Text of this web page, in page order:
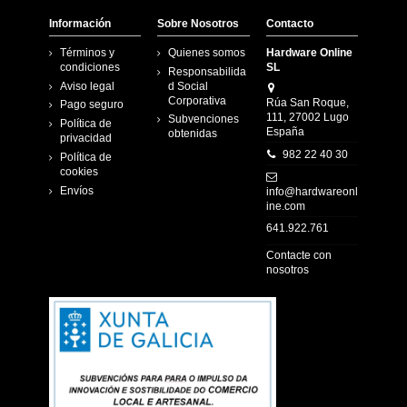
Información
Términos y
condiciones
Aviso legal
Pago seguro
Política de
privacidad
Política de
cookies
Envíos
Sobre Nosotros
Quienes somos
Responsabilida
d Social
Corporativa
Subvenciones
obtenidas
Contacto
Hardware Online
SL
Rúa San Roque,
111, 27002 Lugo
España
982 22 40 30
info@hardwareonl
ine.com
641.922.761
Contacte con
nosotros